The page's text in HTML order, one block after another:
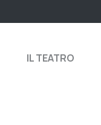
IL TEATRO